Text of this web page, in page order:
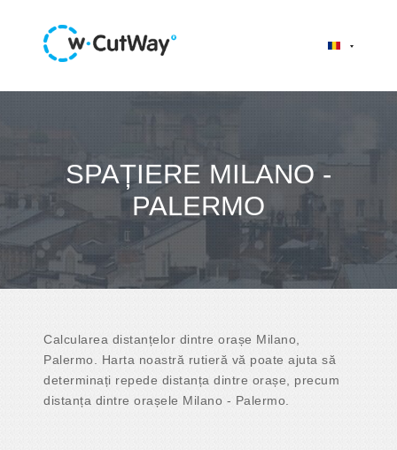
SPAȚIERE MILANO -
PALERMO
Calcularea distanțelor dintre orașe Milano,
Palermo. Harta noastră rutieră vă poate ajuta să
determinați repede distanța dintre orașe, precum
distanța dintre orașele Milano - Palermo.